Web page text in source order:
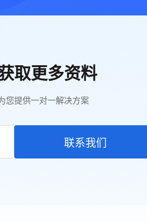
取更多资料
您提供一对一解决方案
联系我们